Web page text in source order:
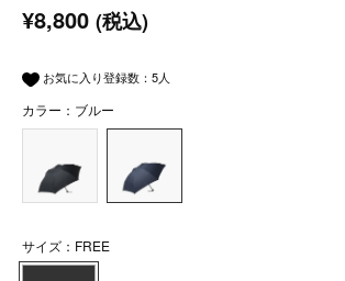
¥8,800 (税込)
お気に入り登録数： 5人
カラー：ブルー
サイズ：FREE